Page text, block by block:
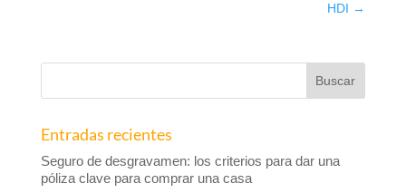
HDI →
Entradas recientes
Seguro de desgravamen: los criterios para dar una
póliza clave para comprar una casa